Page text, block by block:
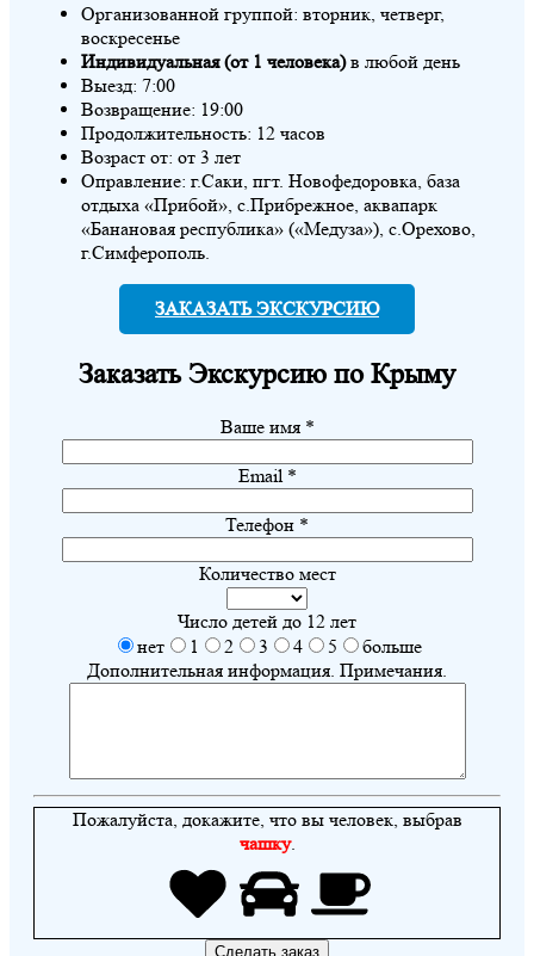
Организованной группой: вторник, четверг,
воскресенье
Индивидуальная (от 1 человека)в любой день
Выезд: 7:00
Возвращение: 19:00
Продолжительность: 12 часов
Возраст от: от 3 лет
Оправление: г.Саки, пгт. Новофедоровка, база
отдыха «Прибой», с.Прибрежное, аквапарк
«Банановая республика» («Медуза»), с.Орехово,
г.Симферополь.
ЗАКАЗАТЬ ЭКСКУРСИЮ
ЗаказатьЭкскурсию по Крыму
Ваше имя *
Email *
Телефон *
Количество мест
Число детей до 12 лет
нет
1 2 3 4 5
больше
Дополнительная информация. Примечания.
Пожалуйста, докажите, что вы человек, выбрав
чашку.